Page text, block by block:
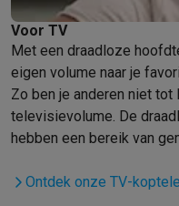
Voor TV
Met een draadloze
eigen volume naar je
Zo ben je anderen niet tot
televisievolume. De
hebben een bereik van
Ontdek onze TV-